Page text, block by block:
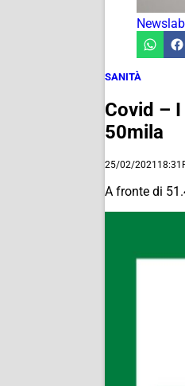
Newslab
SANITÀ
Covid –
50mila
25/02/2021 18:31
A fronte di